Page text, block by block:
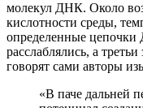
молекул ДНК. Около
кислотности среды,
определенные
расслаблялись, а
говорят сами авторы
«В паче дальней